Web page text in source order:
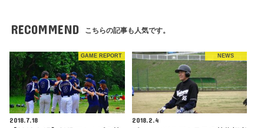
RECOMMEND こちらの記事も人気です。
GAME REPORT
2018.7.18
NEWS
2018.2.4